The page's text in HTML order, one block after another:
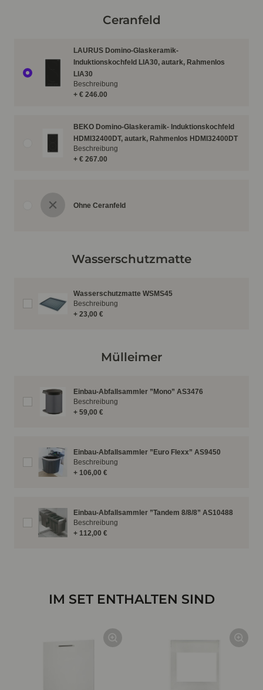
Ceranfeld
LAURUS Domino-Glaskeramik-
Induktionskochfeld LIA30, autark, Rahmenlos
LIA30
+ € 246.00
Beschreibung
BEKO Domino-Glaskeramik- Induktionskochfeld
HDMI32400DT, autark, Rahmenlos HDMI32400DT
+ € 267.00
Beschreibung
Ohne Ceranfeld
Wasserschutzmatte
Wasserschutzmatte WSMS45
+ 23,00 €
Beschreibung
Mülleimer
Einbau-Abfallsammler ”Mono” AS3476
+ 59,00 €
Beschreibung
Einbau-Abfallsammler ”Euro Flexx” AS9450
+ 106,00 €
Beschreibung
Einbau-Abfallsammler ”Tandem 8/8/8” AS10488
+ 112,00 €
Beschreibung
IM SET ENTHALTEN SIND